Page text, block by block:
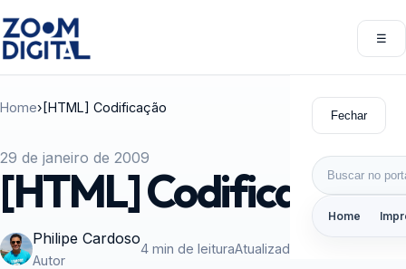
☰
Fechar
Buscar por:
Home
Home› [HTML] Codificação
29 de janeiro de 2009
[HTML] Codificação
Philipe Cardoso
Autor
4 min de leituraAtualizado em 29/01/2009